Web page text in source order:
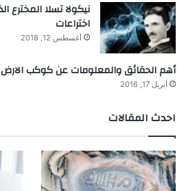
اختراعات
أغسطس 12, 2018
أهم الحقائق والمعلومات عن كوكب الارض
أبريل 17, 2016
احدث المقالات